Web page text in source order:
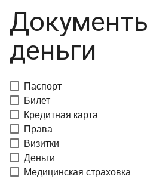
деньги
Паспорт
Билет
Кредитная карта
Права
Визитки
Деньги
Медицинская страховка